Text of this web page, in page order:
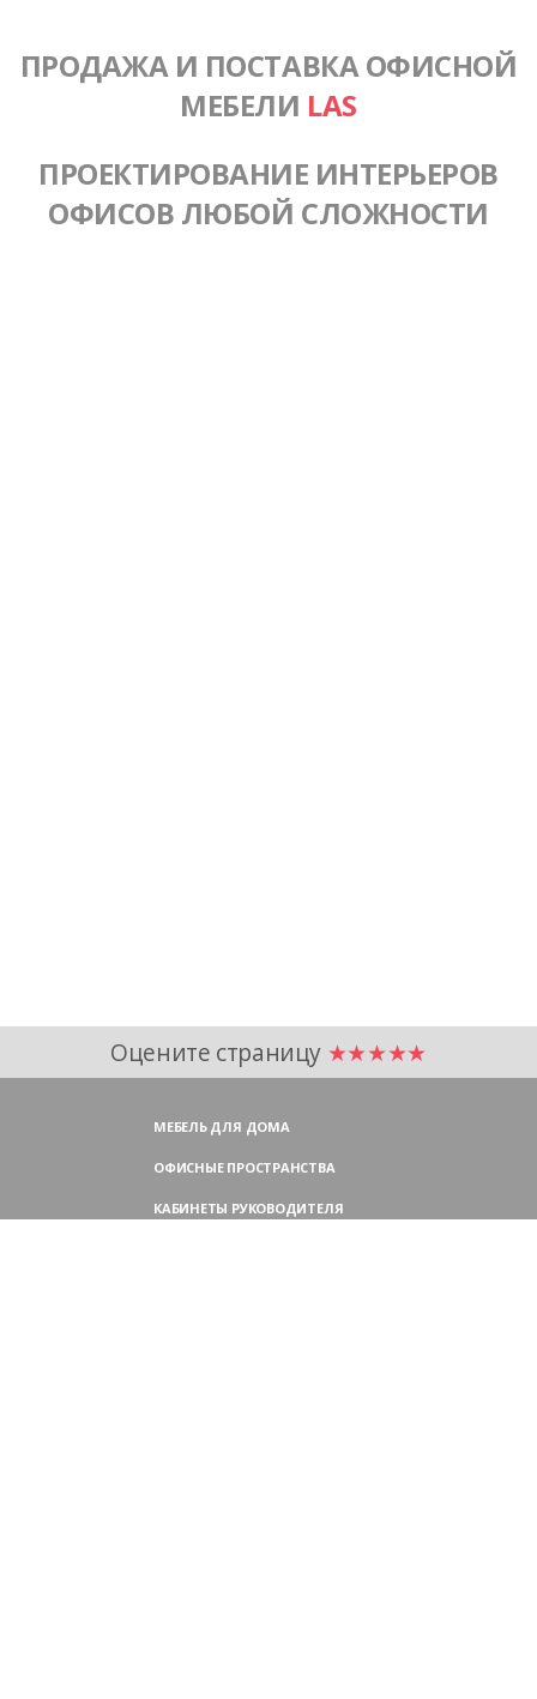
ПРОДАЖА И ПОСТАВКА ОФИСНОЙ
МЕБЕЛИ LAS
ПРОЕКТИРОВАНИЕ ИНТЕРЬЕРОВ
ОФИСОВ ЛЮБОЙ СЛОЖНОСТИ
Оцените страницу ★★★★★
МЕБЕЛЬ ДЛЯ ДОМА
ОФИСНЫЕ ПРОСТРАНСТВА
КАБИНЕТЫ РУКОВОДИТЕЛЯ